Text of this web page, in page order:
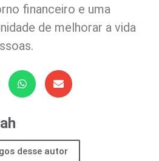
financeiro e uma
de melhorar a vida
desse autor